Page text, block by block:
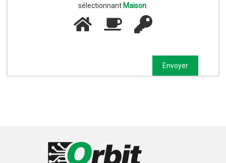
sélectionnant Maison.